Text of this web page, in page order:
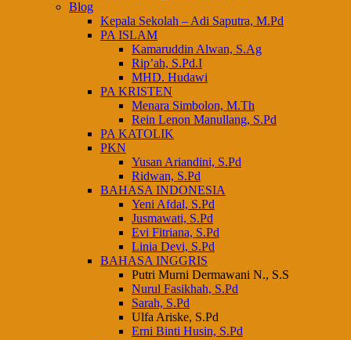
Blog
Kepala Sekolah – Adi Saputra, M.Pd
PA ISLAM
Kamaruddin Alwan, S.Ag
Rip’ah, S.Pd.I
MHD. Hudawi
PA KRISTEN
Menara Simbolon, M.Th
Rein Lenon Manullang, S.Pd
PA KATOLIK
PKN
Yusan Ariandini, S.Pd
Ridwan, S.Pd
BAHASA INDONESIA
Yeni Afdal, S.Pd
Jusmawati, S.Pd
Evi Fitriana, S.Pd
Linia Devi, S.Pd
BAHASA INGGRIS
Putri Murni Dermawani N., S.S
Nurul Fasikhah, S.Pd
Sarah, S.Pd
Ulfa Ariske, S.Pd
Erni Binti Husin, S.Pd